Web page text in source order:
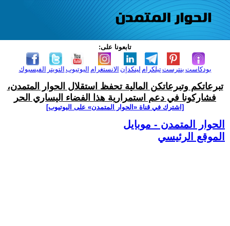
تابعونا على:
الفيسبوك التويتر اليوتيوب الانستغرام لينكدإن تيلكرامبنترست بودكاست
تبرعاتكم وتبرعاتكن المالية تحفظ استقلال الحوار المتمدن،
فشاركونا في دعم استمرارية هذا الفضاء اليساري الحر
[اشترك في قناة ‫«الحوار المتمدن» على اليوتيوب]
الحوار المتمدن - موبايل
الموقع الرئيسي